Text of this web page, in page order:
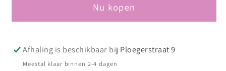
MemoriesMemories
Nu kopen
Afhaling is beschikbaar bij Ploegerstraat 9
Meestal klaar binnen 2-4 dagen